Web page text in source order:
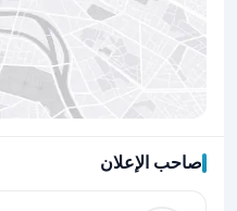
صاحب الإعلان